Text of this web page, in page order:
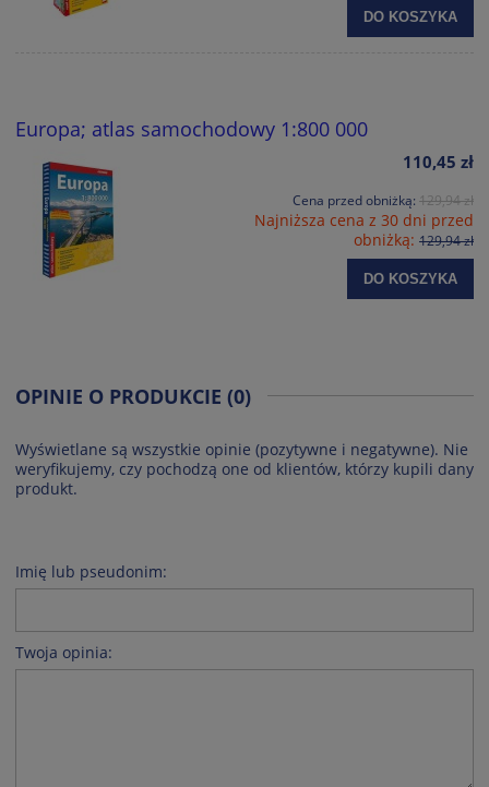
DO KOSZYKA
Europa; atlas samochodowy 1:800 000
110,45 zł
Cena przed obniżką: 129,94 zł
Najniższa cena z 30 dni przed
obniżką: 129,94 zł
DO KOSZYKA
OPINIE O PRODUKCIE (0)
Wyświetlane są wszystkie opinie (pozytywne i negatywne). Nie
weryfikujemy, czy pochodzą one od klientów, którzy kupili dany
produkt.
Imię lub pseudonim:
Twoja opinia: